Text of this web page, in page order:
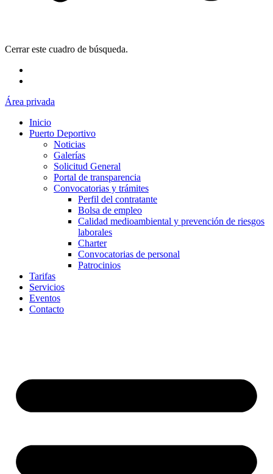
Cerrar este cuadro de búsqueda.
Área privada
Inicio
Puerto Deportivo
Noticias
Galerías
Solicitud General
Portal de transparencia
Convocatorias y trámites
Perfil del contratante
Bolsa de empleo
Calidad medioambiental y prevención de riesgos
laborales
Charter
Convocatorias de personal
Patrocinios
Tarifas
Servicios
Eventos
Contacto